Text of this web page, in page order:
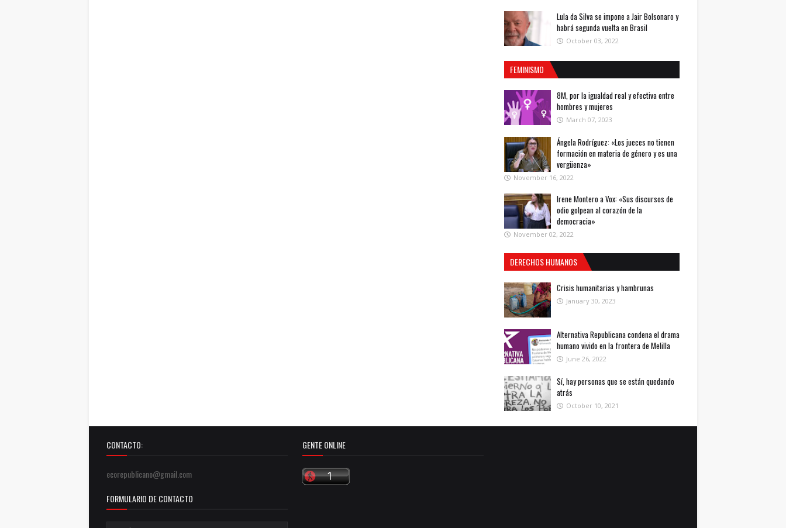
Lula da Silva se impone a Jair Bolsonaro y
habrá segunda vuelta en Brasil
October 03, 2022
FEMINISMO
8M, por la igualdad real y efectiva entre
hombres y mujeres
March 07, 2023
Ángela Rodríguez: «Los jueces no tienen
formación en materia de género y es una
vergüenza»
November 16, 2022
Irene Montero a Vox: «Sus discursos de
odio golpean al corazón de la
democracia»
November 02, 2022
DERECHOS HUMANOS
Crisis humanitarias y hambrunas
January 30, 2023
Alternativa Republicana condena el drama
humano vivido en la frontera de Melilla
June 26, 2022
Sí, hay personas que se están quedando
atrás
October 10, 2021
CONTACTO:
ecorepublicano@gmail.com
FORMULARIO DE CONTACTO
GENTE ONLINE